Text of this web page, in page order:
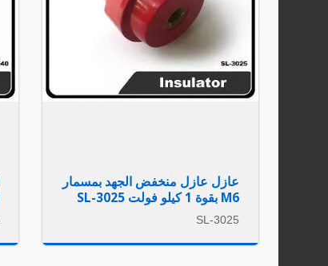
عازل عازل منخفض الجهد بمسمار
M6 بقوة 1 كيلو فولت SL-3025
SL-3025